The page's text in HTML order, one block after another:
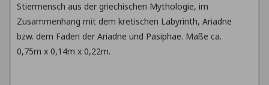
Stiermensch aus der griechischen Mythologie, im
Zusammenhang mit dem kretischen Labyrinth, Ariadne
bzw. dem Faden der Ariadne und Pasiphae. Maße ca.
0,75m x 0,14m x 0,22m.